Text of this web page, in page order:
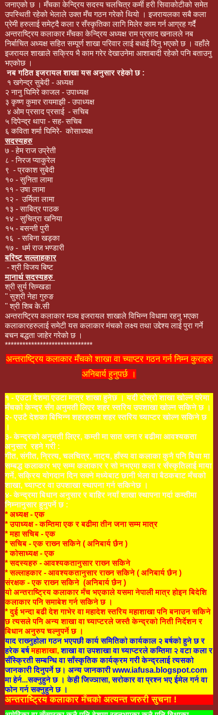
जनाएको छ । मँचका केन्द्रिय सदस्य चलचित्र कर्मी हरी सिवाकोटीको समेत
उपस्थिती रहेको भेलाले उक्त मँच गठन गरेको थियो । इजरायलका सबै कला
प्रेमी हरुलाई समेट्दै कला र सँस्कृतिका लागि मिलेर काम गर्न आग्रह गर्दै
अन्तराष्ट्रिय कलाकार मँचका केन्द्रिय अध्यक्ष राम प्रसाद खनालले नब
निर्बाचित अध्यक्ष सहित सम्पूर्ण शाखा परिवार लाई बधाई दिनु भएको छ । वहाँले
इजरायल शाखाले सक्रिय भै काम गरेर देखाउनेमा आशाबादी रहेको पनि बताउनु
भएकोछ ।
नब गठित इजरायल शाखा यस अनुसार रहेको छ :
१ खगेन्द्र सुबेदी - अध्यक्ष
२ नानु घिमिरे काजल - उपाध्यक्ष
३ कृष्ण कुमार रायमाझी - उपाध्यक्ष
४ ओम प्रसाद प्रसाई - सचिब
५ दिपेन्द्र थापा - सह- सचिब
६ कविता शर्मा घिमिरे- कोसाध्यक्ष
सदस्यहरु
७ - हेम राज उप्रेती
८ - निरज प्याकुरेल
९ - प्रकाश सुबेदी
१० - सुनिता लामा
११ - उषा लामा
१२ - उर्मिला लामा
१३ - साबित्र पाठक
१४ - सुचित्रा खनिया
१५ - बसन्ती पुरी
१६ - सबिना खड्का
१७ - धर्म राज भण्डारी
बरिष्ट सल्लाहकार
- श्री विजय बिष्ट
मानार्थ सदस्यहरु
श्री सुर्य सिम्खडा
'' सुश्री नेहा गुरुङ
'' श्री शिब के.सी
अन्तराष्ट्रिय कलाकार मञ्च इजरायल शाखाले विभिन्न विधामा रहनु भएका
कलाकारहरुलाई समेटी यस कलाकार मंचको लक्ष्य तथा उद्देश्य लाई पुरा गर्ने
बचन बद्धता जाहेर गरेको छ ।
******************************
अन्तराष्ट्रिय कलाकार मँचको शाखा वा च्याप्टर गठन गर्न निम्न कुराहरु
अनिबार्य हुनुपर्छ ।
१ - एउटा देशमा एउटा मात्र शाखा हुनेछ । यदी दोस्रो शाखा खोल्न परेमा
मँचको केन्द्र सँग अनुमती लिएर शहर स्तरिय उपशाखा खोल्न सकिने छ ।
२- एउटै देशका बिभिन्न शहरहरुमा शहर स्तरिय च्याप्टर खोल्न सकिने छ
।
३- केन्द्रको अनुमती लिएर, कम्ती मा सात जना र बढीमा आवश्यकता
अनुसार रहने गरी :
गीत, संगीत, न्रित्य, चलचित्र, नाट्य, हाँस्य वा कलाका कुनै पनि बिधा मा
सम्बद्ध कलाकार भए सम्म कलाकार र सो नभएमा कला र सँस्कृतिलाई माया
गर्ने, सक्रिय योगदान दिन सक्ने मध्येबाट छानी भेला वा बैठकबाट मँचको
शाखा, च्याप्टर वा उपशाखा स्थापना गर्न सकिनेछ ।
४- केन्द्रमा बिधान अनुसार र बाहिर नयाँ शाखा स्थापना गर्दा कम्तीमा
निम्नानुसार हुनुपर्ने छ :
* अध्यक्ष - एक
* उपाध्यक्ष - कम्तिमा एक र बढीमा तीन जना सम्म मात्र
* महा सचिब - एक
* सचिब - एक राख्न सकिने ( अनिबार्य छैन )
* कोसाध्यक्ष - एक
* सदस्यहरु - आवश्यकतानुसार राख्न सकिने
* सल्लाहकार - आवश्यकतानुसार राख्न सकिने ( अनिबार्य छैन )
संरक्षक - एक राख्न सकिने (अनिबार्य छैन )
यो अन्तराष्ट्रिय कलाकार मँच भएकाले यसमा नेपाली मात्र होइन बिदेशि
कलाकार पनि समाबेश गर्न सकिने छ ।
* दुई भन्दा बढी देश गाभेर वा महादेश स्तरिय महाशाखा पनि बनाउन सकिने
छ त्यसले पनि अन्य शाखा वा च्याप्टरले जस्तै केन्द्रको निती निर्देशन र
बिधान अनुरुप चल्नुपर्ने छ ।
याद राख्नुहोला गठन भएपछी कार्य समितिको कार्यकाल २ बर्षको हुने छ र
हरेक बर्षमहाशाखा,शाखा वा उपशाखा वा च्याप्टरले कम्तिमा २ वटा कला र
सँस्क्रिती सम्बन्धि वा साँस्कृतिक कार्यक्रम गरी केन्द्रलाई त्यसको
जानकारी दिनुपर्ने छ। अन्य जानकारी www.iafusa.blogspot.com
मा हेर्न...सक्नुहुने छ । केही जिज्ञासा, सरोकार वा प्रश्न भए ईमेल गर्न वा
फोन गर्न सक्नुहुने छ ।
अन्तराष्ट्रिय कलाकार मँचको अत्यन्त जरुरी सुचना !